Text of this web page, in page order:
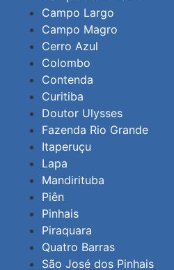
Campo Largo
Campo Magro
Cerro Azul
Colombo
Contenda
Curitiba
Doutor Ulysses
Fazenda Rio Grande
Itaperuçu
Lapa
Mandirituba
Piên
Pinhais
Piraquara
Quatro Barras
São José dos Pinhais